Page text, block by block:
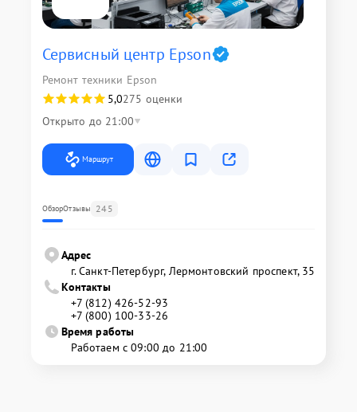
Сервисный центр Epson
Ремонт техники Epson
5,0275 оценки
Открыто до 21:00
Маршрут
ОбзорОтзывы 245
Адрес
г. Санкт-Петербург, Лермонтовский проспект, 35
Контакты
+7 (812) 426-52-93
+7 (800) 100-33-26
Время работы
Работаем с 09:00 до 21:00